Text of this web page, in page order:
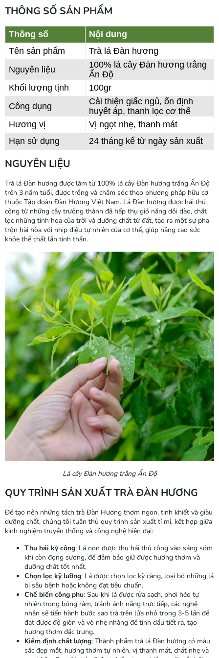
THÔNG SỐ SẢN PHẨM
Thông số
Nội dung
Tên sản phẩm
Trà lá Đàn hương
Nguyên liệu
100% lá cây Đàn hương trắng
Ấn Độ
Khối lượng tịnh
100gr
Công dụng
Cải thiện giấc ngủ, ổn định
huyết áp, thanh lọc cơ thể
Hương vị
Vị ngọt nhẹ, thanh mát
Hạn sử dụng
24 tháng kể từ ngày sản xuất
NGUYÊN LIỆU
Trà lá Đàn hương được làm từ 100% lá cây Đàn hương trắng Ấn Độ
trên 3 năm tuổi, được trồng và chăm sóc theo phương pháp hữu cơ
thuộc Tập đoàn Đàn Hương Việt Nam. Lá Đàn hương được hái thủ
công từ những cây trưởng thành đã hấp thụ gió nắng dồi dào, chắt
lọc những tinh hoa của trời và dưỡng chất từ đất, tạo ra một sự pha
trộn hài hòa với nhịp điệu tự nhiên của cơ thể, giúp nâng cao sức
khỏe thể chất lẫn tinh thần.
Lá cây Đàn hương trắng Ấn Độ
QUY TRÌNH SẢN XUẤT TRÀ ĐÀN HƯƠNG
Để tạo nên những tách trà Đàn Hương thơm ngon, tinh khiết và giàu
dưỡng chất, chúng tôi tuân thủ quy trình sản xuất tỉ mỉ, kết hợp giữa
kinh nghiệm truyền thống và công nghệ hiện đại:
Thu hái kỳ công: Lá non được thu hái thủ công vào sáng sớm
khi còn đọng sương, để đảm bảo giữ được hương thơm và
dưỡng chất tốt nhất.
Chọn lọc kỹ lưỡng: Lá được chọn lọc kỹ càng, loại bỏ những lá
bị sâu bệnh hoặc không đạt tiêu chuẩn.
Chế biến công phu: Sau khi lá được rửa sạch, phơi héo tự
nhiên trong bóng râm, tránh ánh nắng trực tiếp, các nghệ
nhân sẽ tiến hành bước sao trà trên lửa nhỏ trong 3-5 lần để
đạt được độ giòn và vò nhẹ nhàng để tinh dầu tiết ra, tạo
hương thơm đặc trưng.
Kiểm định chất lượng: Thành phẩm trà lá Đàn hương có màu
sắc đẹp mắt, hương thơm tự nhiên, vị thanh mát, chát nhẹ và